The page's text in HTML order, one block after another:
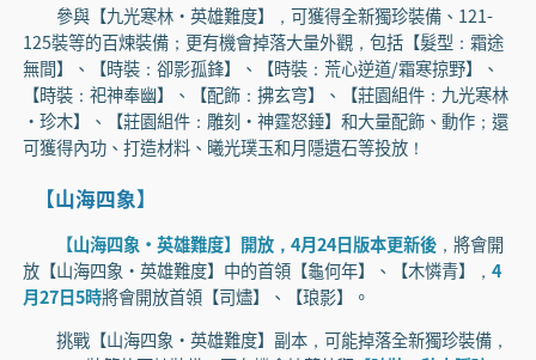
參與【九光寒林·英雄難度】，可獲得全新獨珍裝備、121-
125裝等的百煉裝備；更有機會掉落大量外觀，包括【髮型：霜途
無間】、【時裝：卻影孤鋒】、【時裝：荒心逆道/霜寒掠野】、
【時裝：祀神奉幽】、【配飾：拂玄穹】、【莊園組件：九光寒林
·珍木】、【莊園組件：雕刻·神霆怒錘】和大量配飾、動作；還
可獲得內功、打造材料、曦光璞玉和月隱遺石等投放！
【山海四象】
【山海四象·英雄難度】開放，4月24日版本更新後，將會開
放【山海四象·英雄難度】中的首領【龜何年】、【木憐青】， 4
月27日5時將會開放首領【司燼】、【琅影】。
挑戰【山海四象·英雄難度】副本，可能掉落全新獨珍裝備，